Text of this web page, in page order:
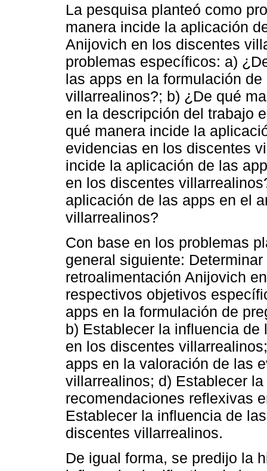
La pesquisa planteó como
manera incide la aplicación
Anijovich en los discentes
problemas específicos: a)
las apps en la formulación
villarrealinos?; b) ¿De qué
en la descripción del trabajo
qué manera incide la
evidencias en los discentes
incide la aplicación de las
en los discentes
aplicación de las apps en el
villarrealinos?
Con base en los problemas
general siguiente:
retroalimentación Anijovich
respectivos objetivos
apps en la formulación de
b) Establecer la influencia
en los discentes
apps en la valoración de las
villarrealinos; d) Establecer
recomendaciones reflexivas
Establecer la influencia de
discentes villarrealinos.
De igual forma, se predijo la